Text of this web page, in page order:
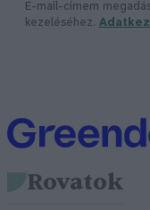
E-mail-címem
kezeléséhez.
Rovatok